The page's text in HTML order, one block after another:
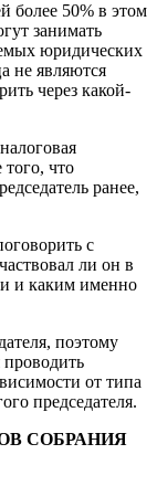
более 50% в этом
занимать
юридических
не являются
через какой-
что
ранее,
с
ли он в
и каким именно
поэтому
проводить
от типа
председателя.
СОБРАНИЯ